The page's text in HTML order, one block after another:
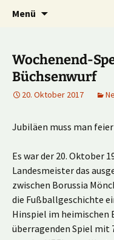
Kick it out!
Multiplayer
Menü
Wochenend-
Büchsenwurf
20. Oktober 2017
Jubiläen muss man
Es war der 20. Oktober
Landesmeister das
zwischen Borussia
die Fußballgeschichte
Hinspiel im heimischen
überragenden Spiel mit